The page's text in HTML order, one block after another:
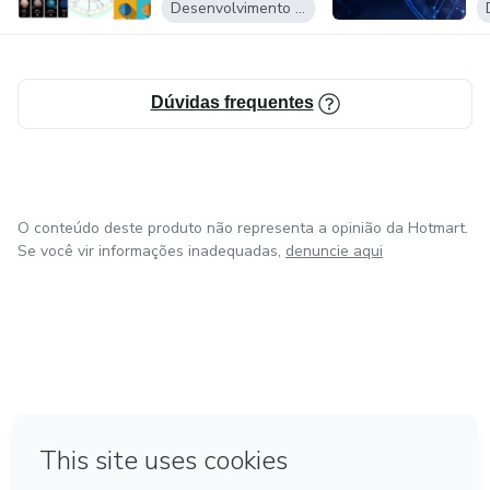
Desenvolvimento Pessoal
Dúvidas frequentes
O conteúdo deste produto não representa a opinião da Hotmart.
Se você vir informações inadequadas, denuncie aqui
Feito com ❤ em Bogotá